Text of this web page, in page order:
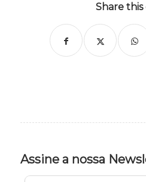
Share
Assine a nossa